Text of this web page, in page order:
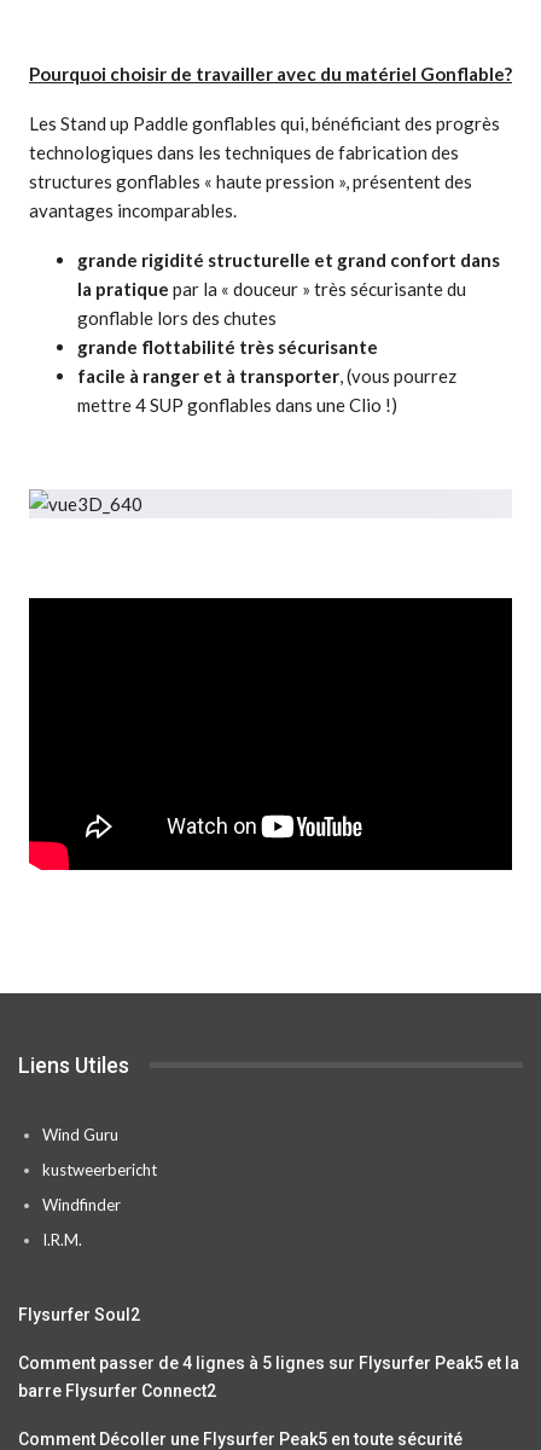
Pourquoi choisir de travailler avec du matériel Gonflable?
Les Stand up Paddle gonflables qui, bénéficiant des progrès
technologiques dans les techniques de fabrication des
structures gonflables « haute pression », présentent des
avantages incomparables.
grande rigidité structurelle et grand confort dans
la pratique par la « douceur » très sécurisante du
gonflable lors des chutes
grande flottabilité très sécurisante
facile à ranger et à transporter, (vous pourrez
mettre 4 SUP gonflables dans une Clio !)
Liens Utiles
Wind Guru
kustweerbericht
Windfinder
I.R.M.
Flysurfer Soul2
Comment passer de 4 lignes à 5 lignes sur Flysurfer Peak5 et la
barre Flysurfer Connect2
Comment Décoller une Flysurfer Peak5 en toute sécurité